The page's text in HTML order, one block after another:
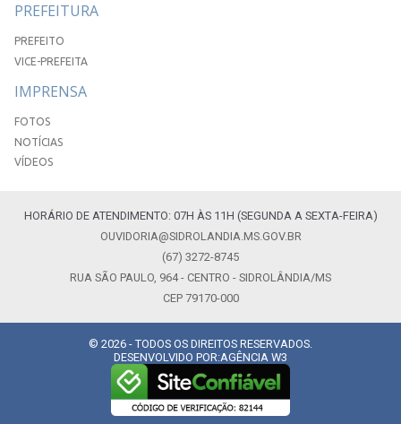
PREFEITURA
PREFEITO
VICE-PREFEITA
IMPRENSA
FOTOS
NOTÍCIAS
VÍDEOS
HORÁRIO DE ATENDIMENTO: 07H ÀS 11H (SEGUNDA A SEXTA-FEIRA)
OUVIDORIA@SIDROLANDIA.MS.GOV.BR
(67) 3272-8745
RUA SÃO PAULO, 964 - CENTRO - SIDROLÂNDIA/MS
CEP 79170-000
© 2026 - TODOS OS DIREITOS RESERVADOS.
DESENVOLVIDO POR:AGÊNCIA W3